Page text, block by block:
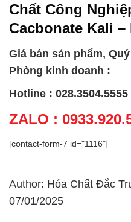
Chất Công
Cacbonate Kali –
Giá bán sản phẩm,
Phòng kinh doanh :
Hotline : 028.3504.5555
ZALO :
[contact-form-7 id="1116"]
Author: Hóa Chất Đắc
07/01/2025